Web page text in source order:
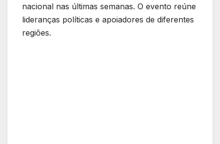
nacional nas últimas semanas. O evento reúne
lideranças políticas e apoiadores de diferentes
regiões.